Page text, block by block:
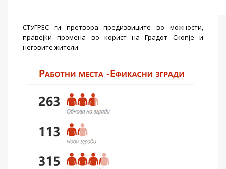
СТУГРЕС ги претвора предизвиците во можности,
правејќи промена во корист на Градот Скопје и
неговите жители.